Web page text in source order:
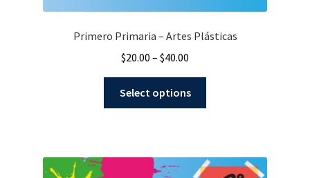
Primero Primaria – Artes Plásticas
$20.00 – $40.00
Select options